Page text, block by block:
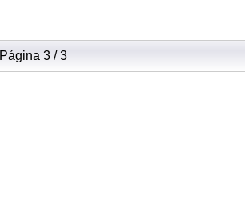
Página 3 / 3